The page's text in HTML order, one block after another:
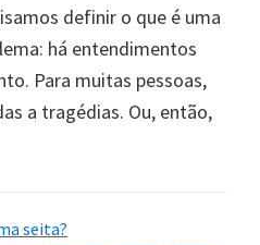
definir o que é uma
há entendimentos
Para muitas pessoas,
a tragédias. Ou, então,
seita?